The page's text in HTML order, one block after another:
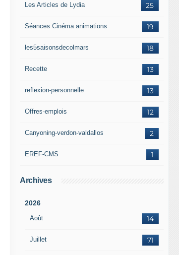
25
Les Articles de Lydia
19
Séances Cinéma animations
18
les5saisonsdecolmars
13
Recette
13
reflexion-personnelle
12
Offres-emplois
2
Canyoning-verdon-valdallos
1
EREF-CMS
Archives
2026
Août 14
Juillet 71